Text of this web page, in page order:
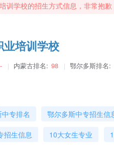
训学校的招生方式信息，非常抱
培训学校
内蒙古排名: 98 鄂尔多斯排名:
专排名 鄂尔多斯中专招生信
招生信息 10大女生专业